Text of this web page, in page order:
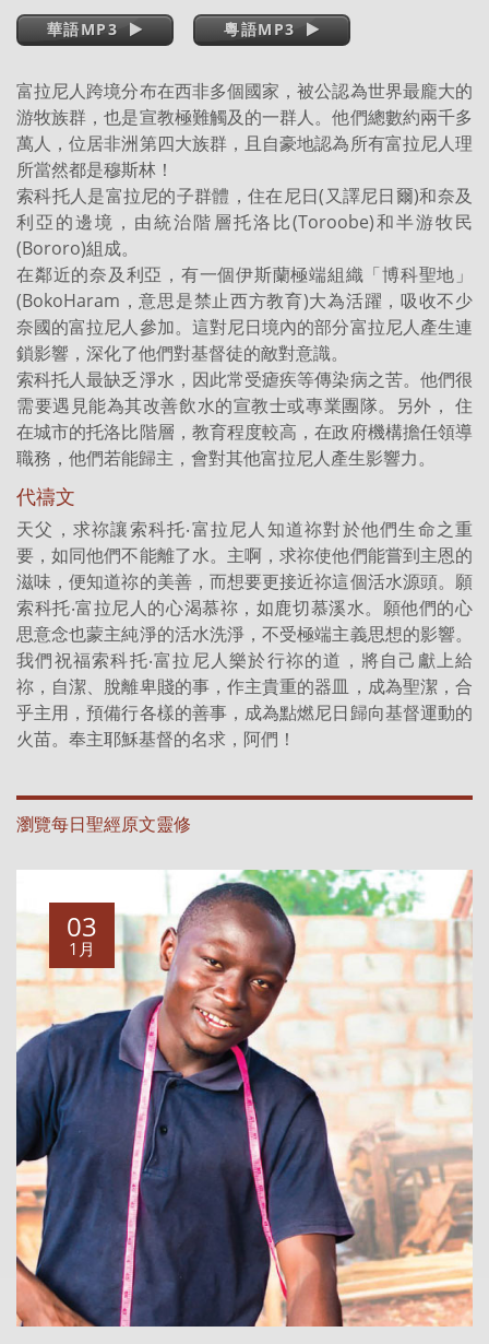
華語MP3 粵語MP3
富拉尼人跨境分布在西非多個國家，被公認為世界最龐大的
游牧族群，也是宣教極難觸及的一群人。他們總數約兩千多
萬人，位居非洲第四大族群，且自豪地認為所有富拉尼人理
所當然都是穆斯林！
索科托人是富拉尼的子群體，住在尼日(又譯尼日爾)和奈及
利亞的邊境，由統治階層托洛比(Toroobe)和半游牧民
(Bororo)組成。
在鄰近的奈及利亞，有一個伊斯蘭極端組織「博科聖地」
(BokoHaram，意思是禁止西方教育)大為活躍，吸收不少
奈國的富拉尼人參加。這對尼日境內的部分富拉尼人產生連
鎖影響，深化了他們對基督徒的敵對意識。
索科托人最缺乏淨水，因此常受瘧疾等傳染病之苦。他們很
需要遇見能為其改善飲水的宣教士或專業團隊。另外， 住
在城市的托洛比階層，教育程度較高，在政府機構擔任領導
職務，他們若能歸主，會對其他富拉尼人產生影響力。
代禱文
天父，求祢讓索科托‧富拉尼人知道祢對於他們生命之重
要，如同他們不能離了水。主啊，求祢使他們能嘗到主恩的
滋味，便知道祢的美善，而想要更接近祢這個活水源頭。願
索科托‧富拉尼人的心渴慕祢，如鹿切慕溪水。願他們的心
思意念也蒙主純淨的活水洗淨，不受極端主義思想的影響。
我們祝福索科托‧富拉尼人樂於行祢的道，將自己獻上給
祢，自潔、脫離卑賤的事，作主貴重的器皿，成為聖潔，合
乎主用，預備行各樣的善事，成為點燃尼日歸向基督運動的
火苗。奉主耶穌基督的名求，阿們！
瀏覽每日聖經原文靈修
03
1月